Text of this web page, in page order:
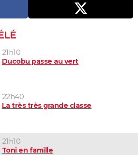
21h10
Ducobu passe au vert
22h40
La très très grande classe
21h10
Toni en famille